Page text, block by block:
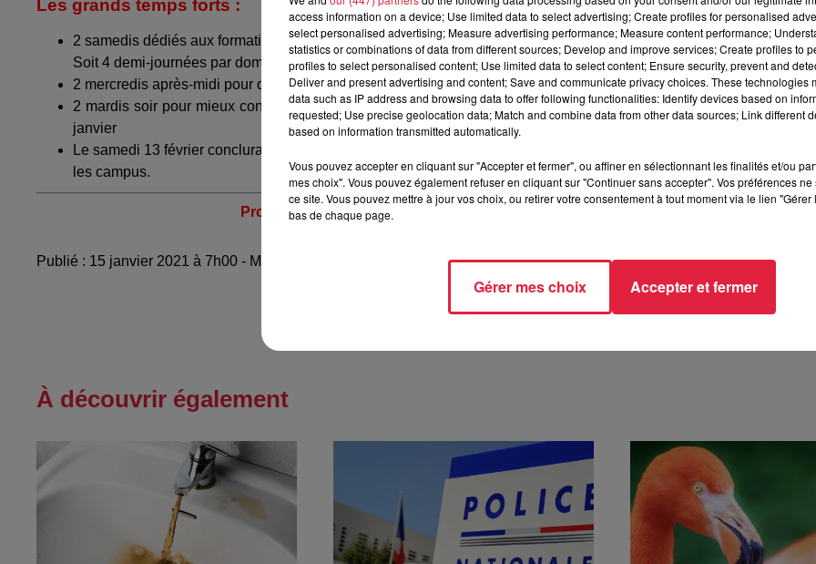
Les grands temps forts :
2 samedis dédiés aux formations : les 16 et 30 janvier 2021
Soit 4 demi-journées par domaine de formation et une présence continue du service d’information et d’orientation.
2 mercredis après-midi pour découvrir la vie universitaire : les 20 et 27 janvier 2021
2 mardis soir pour mieux connaitre les bibliothèques et l’apprentissage des langues (Learning Center) : les 19 et
janvier
Le samedi 13 février conclura ce mois d’information et sera consacré, si le contexte le permet, à l’accueil du public
les campus.
Programme complet et informations sur :
Publié : 15 janvier 2021 à 7h00 - Modifié : 10 mai 2021 à 11h07 Céline Rinckel
À découvrir également
access information on a device; Use limited data to select advertising; Create profiles for personalised
select personalised advertising; Measure advertising performance; Measure content performance;
statistics or combinations of data from different sources; Develop and improve services; Create profiles to
profiles to select personalised content; Use limited data to select content; Ensure security, prevent and
Deliver and present advertising and content; Save and communicate privacy choices. These technologies
data such as IP address and browsing data to offer following functionalities: Identify devices based on
requested; Use precise geolocation data; Match and combine data from other data sources; Link different
based on information transmitted automatically.
Vous pouvez accepter en cliquant sur "Accepter et fermer", ou affiner en sélectionnant les finalités et/ou
mes choix". Vous pouvez également refuser en cliquant sur "Continuer sans accepter". Vos préférences
ce site. Vous pouvez mettre à jour vos choix, ou retirer votre consentement à tout moment via le lien
bas de chaque page.
Gérer mes choix Accepter et fermer